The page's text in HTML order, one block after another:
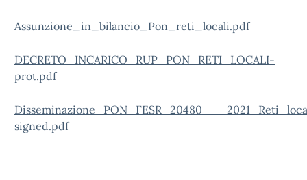
Assunzione_in_bilancio_Pon_reti_locali.pdf
DECRETO_INCARICO_RUP_PON_RETI_LOCALI-
prot.pdf
signed.pdf